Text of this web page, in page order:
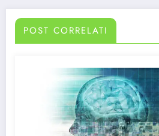
POST CORRELATI